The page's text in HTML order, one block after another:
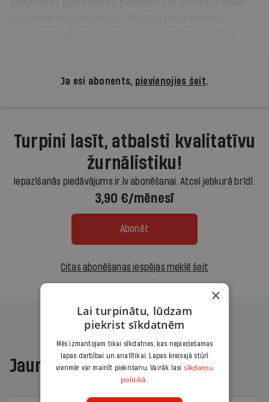
Ja esi abonents, pievienojies šeit.
Turpini lasīt, atbalsti kvalitatīvu
žurnālistiku!
Iepazīšanās piedāvājums ir.lv abonēšanai. Atcel jebkurā brīdī.
3,90 €/mēnesī
Abonēt
Citas abonēšanas iespējas meklē šeit
Jaunākajā žurnālā
×
Lai turpinātu, lūdzam
piekrist sīkdatnēm
Mēs izmantojam tikai sīkdatnes, kas nepieciešamas
lapas darbībai un analītikai. Lapas kreisajā stūrī
vienmēr var mainīt piekrišanu. Vairāk lasi sīkdatņu
politikā.